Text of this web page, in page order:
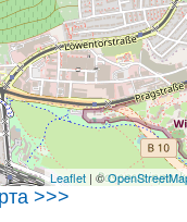
Leaflet | ©
>>>